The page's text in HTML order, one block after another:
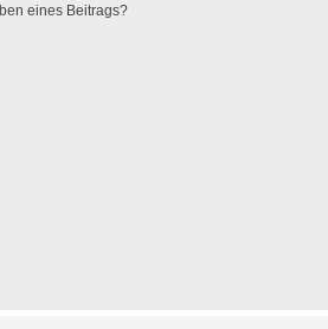
eines Beitrags?